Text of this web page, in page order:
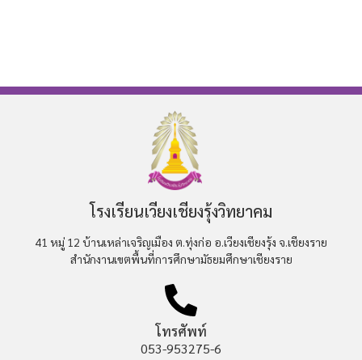
โรงเรียนเวียงเชียงรุ้งวิทยาคม
41 หมู่ 12 บ้านเหล่าเจริญเมือง ต.ทุ่งก่อ อ.เวียงเชียงรุ้ง จ.เชียงราย
สำนักงานเขตพื้นที่การศึกษามัธยมศึกษาเชียงราย
โทรศัพท์
053-953275-6